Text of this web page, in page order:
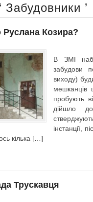
Забудовники ’
Руслана Козира?
В ЗМІ
забудови
виходу)
пробують
дійшло
інстанції,
кілька […]
Трускавця